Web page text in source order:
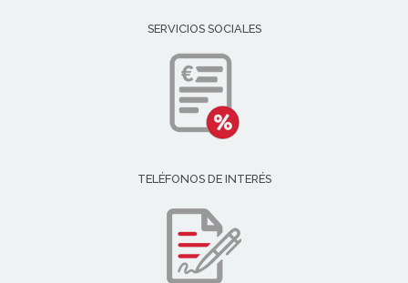
SERVICIOS SOCIALES
TELÉFONOS DE INTERÉS